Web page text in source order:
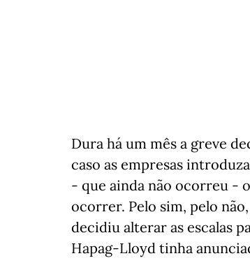
Dura há um mês a greve
caso as empresas
- que ainda não ocorreu -
ocorrer. Pelo sim, pelo
decidiu alterar as escalas
Hapag-Lloyd tinha